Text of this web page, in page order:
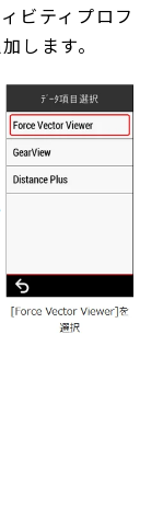
ビティプロフ
します。